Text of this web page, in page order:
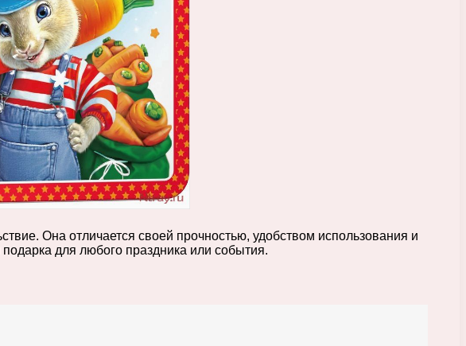
Она отличается своей прочностью, удобством использования и
для любого праздника или события.